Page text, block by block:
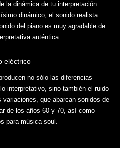
la dinámica de tu interpretación.
dinámico, el sonido realista
del piano es muy agradable de
auténtica.
eléctrico
no sólo las diferencias
interpretativo, sino también el ruido
que abarcan sonidos de
de los años 60 y 70, así como
para música soul.